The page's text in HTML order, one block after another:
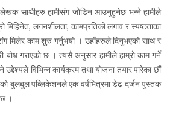
साथीहरु हामीसंग जोडिन आउनुहुनेछ भन्ने हामीले
मिहिनेत, लगनशीलता, कामप्रतिको लगाव र स्पष्टताका
मिलेर काम शुरु गर्नुभयो । उहाँहरुले दिनुभएको साथ र
बोध गराएको छ । त्यसै अनुसार हामीले हाम्रो काम गर्ने
विभिन्न कार्यक्रम तथा योजना तयार पारेका छौं
बुलबुल पब्लिकेशनले एक वर्षभित्रमा डेढ दर्जन पुस्तक
।